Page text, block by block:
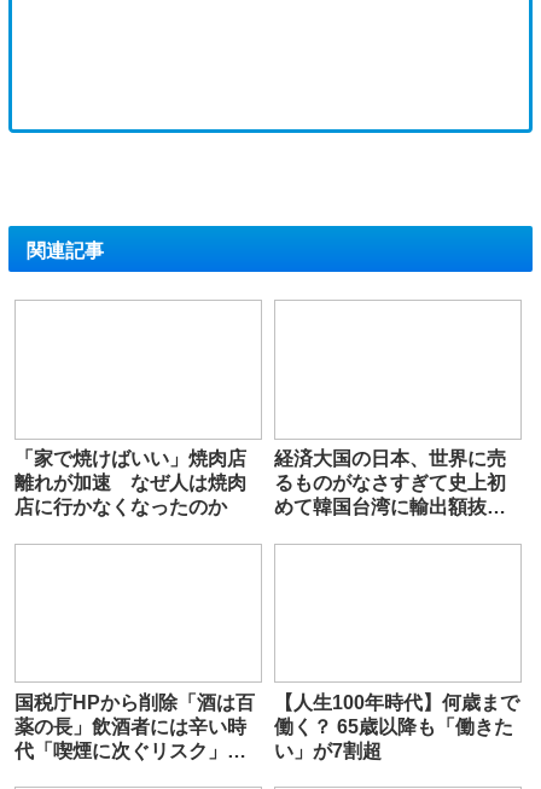
関連記事
「家で焼けばいい」焼肉店
離れが加速 なぜ人は焼肉
店に行かなくなったのか
経済大国の日本、世界に売
るものがなさすぎて史上初
めて韓国台湾に輸出額抜か
国税庁HPから削除「酒は百
薬の長」飲酒者には辛い時
代「喫煙に次ぐリスク」根
【人生100年時代】何歳まで
働く？ 65歳以降も「働きた
い」が7割超